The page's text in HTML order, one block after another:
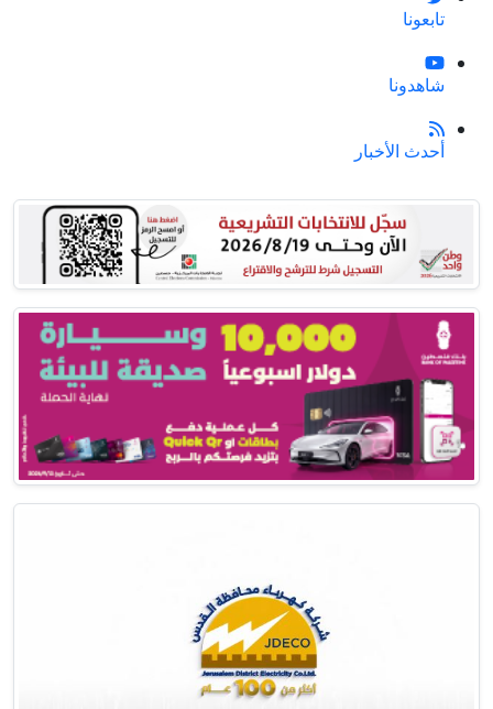
تابعونا
شاهدونا
أحدث الأخبار